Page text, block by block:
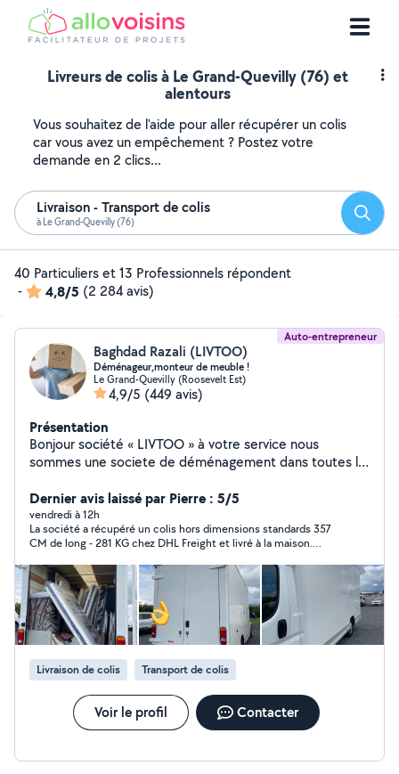
Livreurs de colis à Le Grand-Quevilly (76) et
alentours
Vous souhaitez de l'aide pour aller récupérer un colis
car vous avez un empêchement ? Postez votre
demande en 2 clics...
Livraison - Transport de colis
à Le Grand-Quevilly (76)
40 Particuliers et 13 Professionnels répondent
-
4,8/5 (2 284 avis)
Auto-entrepreneur
Baghdad Razali (LIVTOO)
Déménageur,monteur de meuble !
Le Grand-Quevilly (Roosevelt Est)
4,9/5 (449 avis)
Présentation
Bonjour société « LIVTOO » à votre service nous
sommes une societe de déménagement dans toutes la
Housses de protection ( sommier + matelas ) . - Sangles
pour attacher le mobilier + l'électroménager . - 3 diables
dernière génération qui montent et qui descendent les
escaliers . Nous effectuons également : - Livraison de
mobilier + montage de meubles . - Livraison
d'électroménager + installation . - Nettoyage
d'appartements et de maisons avant et après
demenagement . - Nettoyage de terrasse,muret,toiture
au Karcher dernière génération 190bars . Vous pouvez
également nous contacter à tout moment par
téléphone ou bien par message sûr mon profil
directement . Bien cordialement .
Dernier avis laissé par Pierre : 5/5
vendredi à 12h
La société a récupéré un colis hors dimensions standards 357
CM de long - 281 KG chez DHL Freight et livré à la maison.
très bonne attitude. Merci encore.
Livraison de colis Transport de colis
Voir le profil Contacter